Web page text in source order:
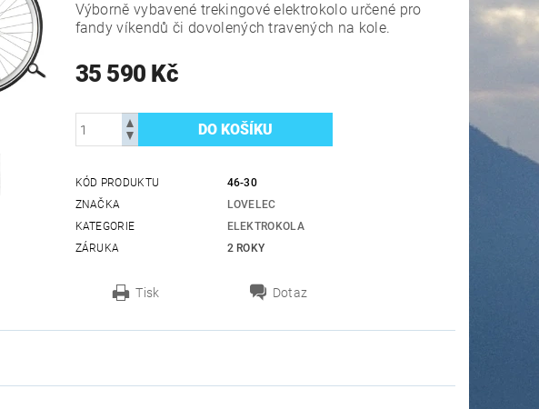
Výborně vybavené trekingové elektrokolo určené pro
fandy víkendů či dovolených travených na kole.
35 590 Kč
KÓD PRODUKTU
46-30
ZNAČKA
LOVELEC
KATEGORIE
ELEKTROKOLA
ZÁRUKA
2 ROKY
Tisk Dotaz